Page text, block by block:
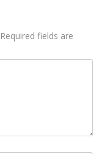
Required fields are